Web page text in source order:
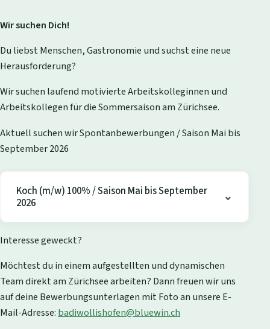
Wir suchen Dich!
Du liebst Menschen, Gastronomie und suchst eine neue
Herausforderung?
Wir suchen laufend motivierte Arbeitskolleginnen und
Arbeitskollegen für die Sommersaison am Zürichsee.
Aktuell suchen wir Spontanbewerbungen / Saison Mai bis
September 2026
Koch (m/w) 100% / Saison Mai bis September
2026
Interesse geweckt?
Möchtest du in einem aufgestellten und dynamischen
Team direkt am Zürichsee arbeiten? Dann freuen wir uns
auf deine Bewerbungsunterlagen mit Foto an unsere E-
Mail-Adresse:badiwollishofen@bluewin.ch